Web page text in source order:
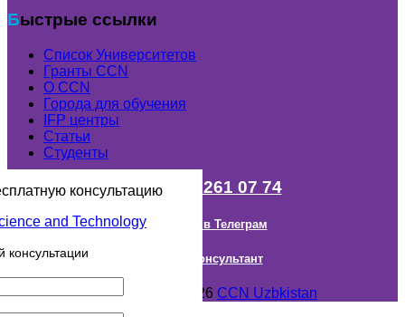
Быстрые ссылки
Список Университетов
Гранты ССN
О ССN
Города для обучения
IFP центры
Статьи
Студенты
+998 (98) 261 07 74
Наш канал в Телеграм
Онлайн Консультант
Авторское право © 2018- 2026 CCN Uzbkistan
консультацию
консультации